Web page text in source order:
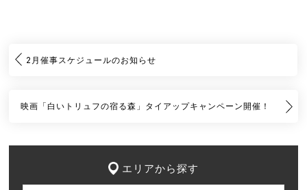
2月催事スケジュールのお知らせ
映画「白いトリュフの宿る森」タイアップキャンペーン開催！
エリアから探す